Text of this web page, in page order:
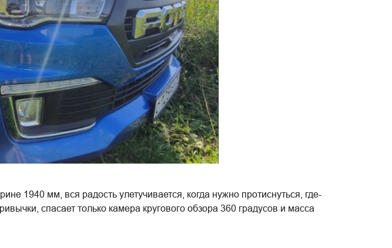
1940 мм, вся радость улетучивается, когда нужно протиснуться, где-
спасает только камера кругового обзора 360 градусов и масса